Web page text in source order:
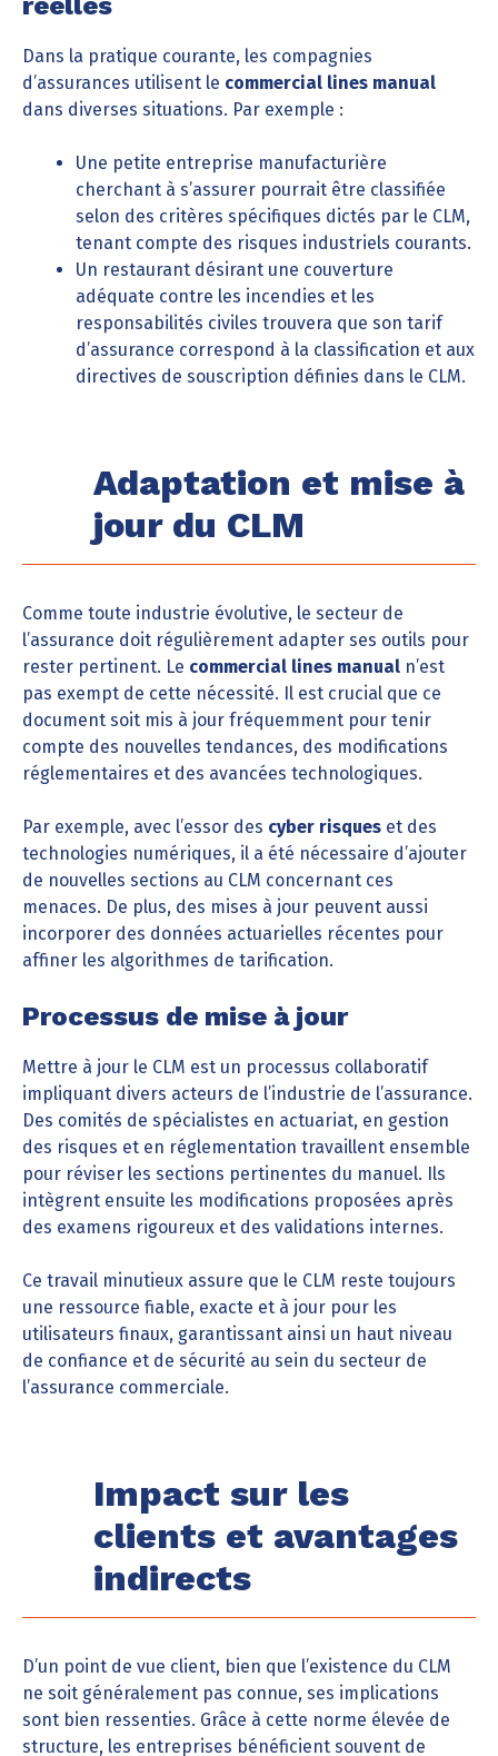
Dans la pratique courante, les compagnies
d’assurances utilisent le commercial lines manual
dans diverses situations. Par exemple :
Une petite entreprise manufacturière
cherchant à s’assurer pourrait être classifiée
selon des critères spécifiques dictés par le CLM,
tenant compte des risques industriels courants.
Un restaurant désirant une couverture
adéquate contre les incendies et les
responsabilités civiles trouvera que son tarif
d’assurance correspond à la classification et aux
directives de souscription définies dans le CLM.
Adaptation et mise à
jour du CLM
Comme toute industrie évolutive, le secteur de
l’assurance doit régulièrement adapter ses outils pour
rester pertinent. Le commercial lines manual n’est
pas exempt de cette nécessité. Il est crucial que ce
document soit mis à jour fréquemment pour tenir
compte des nouvelles tendances, des modifications
réglementaires et des avancées technologiques.
Par exemple, avec l’essor des cyber risques et des
technologies numériques, il a été nécessaire d’ajouter
de nouvelles sections au CLM concernant ces
menaces. De plus, des mises à jour peuvent aussi
incorporer des données actuarielles récentes pour
affiner les algorithmes de tarification.
Processus de mise à jour
Mettre à jour le CLM est un processus collaboratif
impliquant divers acteurs de l’industrie de l’assurance.
Des comités de spécialistes en actuariat, en gestion
des risques et en réglementation travaillent ensemble
pour réviser les sections pertinentes du manuel. Ils
intègrent ensuite les modifications proposées après
des examens rigoureux et des validations internes.
Ce travail minutieux assure que le CLM reste toujours
une ressource fiable, exacte et à jour pour les
utilisateurs finaux, garantissant ainsi un haut niveau
de confiance et de sécurité au sein du secteur de
l’assurance commerciale.
Impact sur les
clients et avantages
indirects
D’un point de vue client, bien que l’existence du CLM
ne soit généralement pas connue, ses implications
sont bien ressenties. Grâce à cette norme élevée de
structure, les entreprises bénéficient souvent de